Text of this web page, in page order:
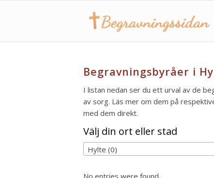
Begravningsbyråer i
I listan nedan ser du ett urval av de
av sorg. Läs mer om dem på
med dem direkt.
Välj din ort eller stad
Hylte (0)
No entries were found.